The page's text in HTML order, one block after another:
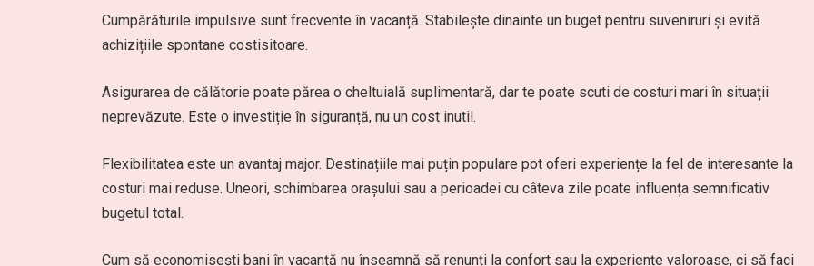
Cumpărăturile impulsive sunt frecvente în vacanță. Stabilește dinainte un buget pentru suveniruri și evită
achizițiile spontane costisitoare.
Asigurarea de călătorie poate părea o cheltuială suplimentară, dar te poate scuti de costuri mari în situații
neprevăzute. Este o investiție în siguranță, nu un cost inutil.
Flexibilitatea este un avantaj major. Destinațiile mai puțin populare pot oferi experiențe la fel de interesante la
costuri mai reduse. Uneori, schimbarea orașului sau a perioadei cu câteva zile poate influența semnificativ
bugetul total.
Cum să economisești bani în vacanță nu înseamnă să renunți la confort sau la experiențe valoroase, ci să faci